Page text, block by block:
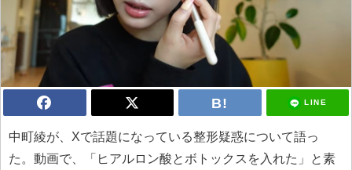
LINE
中町綾が、Xで話題になっている整形疑惑について語っ
た。動画で、「ヒアルロン酸とボトックスを入れた」と素